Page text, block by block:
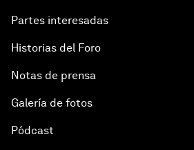
Partes interesadas
Historias del Foro
Notas de prensa
Galería de fotos
Pódcast